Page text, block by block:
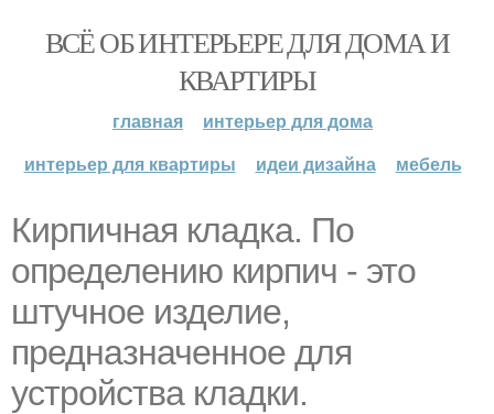
ВСЁ ОБ ИНТЕРЬЕРЕ ДЛЯ ДОМА И
КВАРТИРЫ
главная
интерьер для дома
интерьер для квартиры
идеи дизайна мебель
Кирпичная кладка. По
определению кирпич - это
штучное изделие,
предназначенное для
устройства кладки.